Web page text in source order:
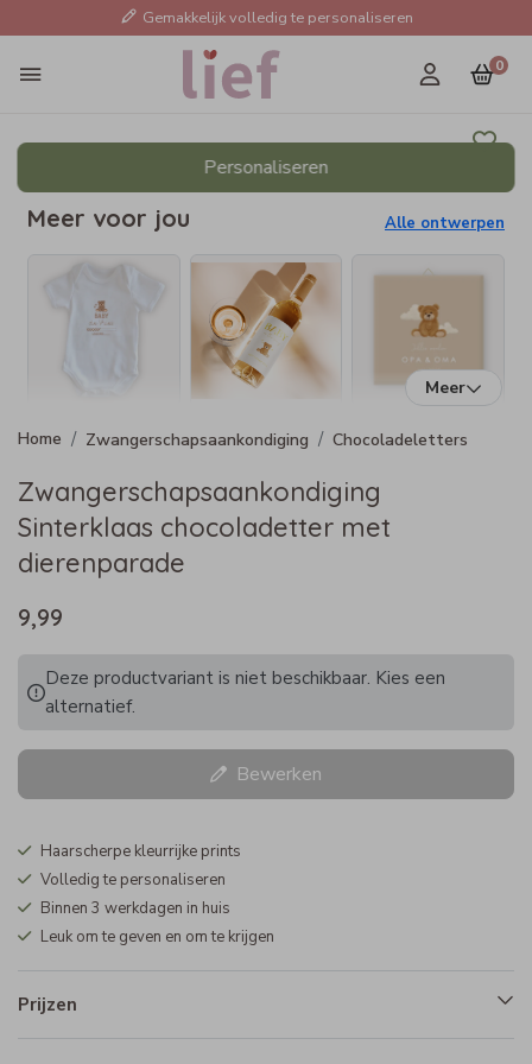
Gemakkelijk volledig te personaliseren
0
Personaliseren
Meer voor jou Alle ontwerpen
Meer
Zwangerschapsaankondiging Chocoladeletters
Zwangerschapsaankondiging
Sinterklaas chocoladetter met
dierenparade
9,99
Deze productvariant is niet beschikbaar. Kies een
alternatief.
Bewerken
Haarscherpe kleurrijke prints
Volledig te personaliseren
Binnen 3 werkdagen in huis
Leuk om te geven en om te krijgen
Prijzen